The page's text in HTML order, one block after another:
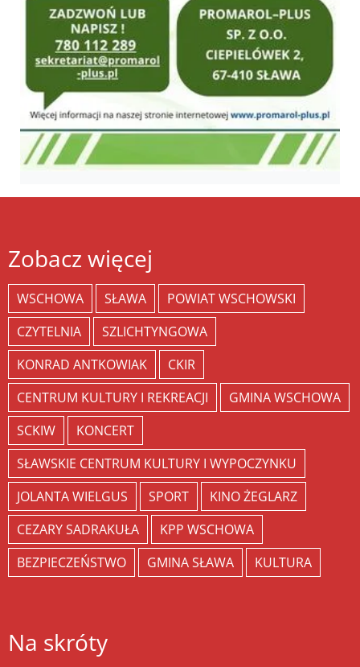
Zobacz więcej
WSCHOWA SŁAWA
POWIAT WSCHOWSKI
CZYTELNIA
SZLICHTYNGOWA
KONRAD ANTKOWIAK
CKIR
CENTRUM KULTURY I REKREACJI
GMINA WSCHOWA
SCKIW
KONCERT
SŁAWSKIE CENTRUM KULTURY I WYPOCZYNKU
JOLANTA WIELGUS
SPORT
KINO ŻEGLARZ
CEZARY SADRAKUŁA
KPP WSCHOWA
BEZPIECZEŃSTWO
GMINA SŁAWA KULTURA
Na skróty